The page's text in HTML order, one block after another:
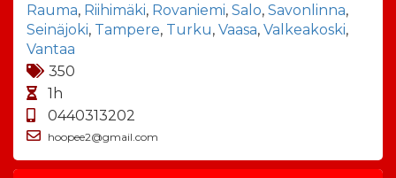
Rauma, Riihimäki, Rovaniemi, Salo, Savonlinna,
Seinäjoki, Tampere, Turku, Vaasa, Valkeakoski,
Vantaa
350
1h
0440313202
hoopee2@gmail.com